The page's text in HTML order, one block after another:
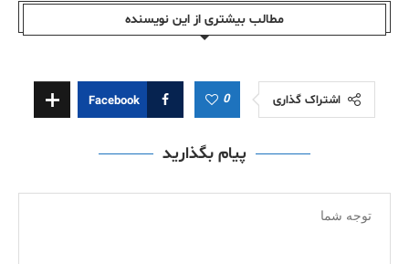
مطالب بیشتری از این نویسندە
اشتراک گذاری 0
Facebook
پیام بگذارید